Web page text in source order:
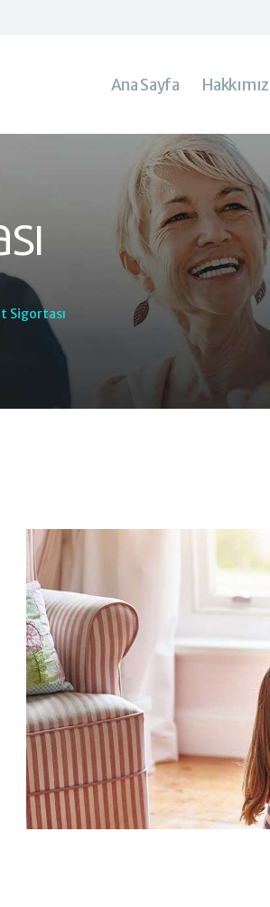
Ana Sayfa
Sigortası